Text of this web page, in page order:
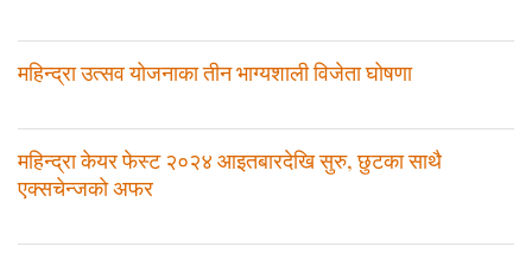
महिन्द्रा उत्सव योजनाका तीन भाग्यशाली विजेता घोषणा
महिन्द्रा केयर फेस्ट २०२४ आइतबारदेखि सुरु, छुटका साथै
एक्सचेन्जकाे अफर